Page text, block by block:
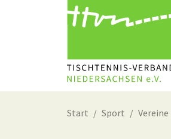
Start Sport Vereine